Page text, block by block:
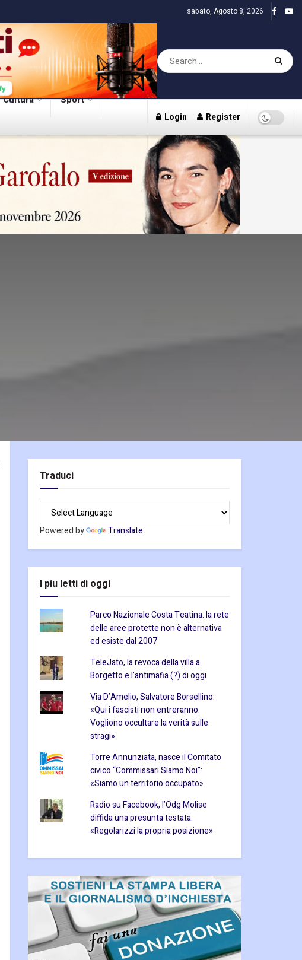
sabato, Agosto 8, 2026
Cultura Sport
Login Register
Traduci
Powered by Translate
I piu letti di oggi
Parco Nazionale Costa Teatina: la rete
delle aree protette non è alternativa
ed esiste dal 2007
TeleJato, la revoca della villa a
Borgetto e l’antimafia (?) di oggi
Via D’Amelio, Salvatore Borsellino:
«Qui i fascisti non entreranno.
Vogliono occultare la verità sulle
stragi»
Torre Annunziata, nasce il Comitato
civico “Commissari Siamo Noi”:
«Siamo un territorio occupato»
Radio su Facebook, l’Odg Molise
diffida una presunta testata:
«Regolarizzi la propria posizione»